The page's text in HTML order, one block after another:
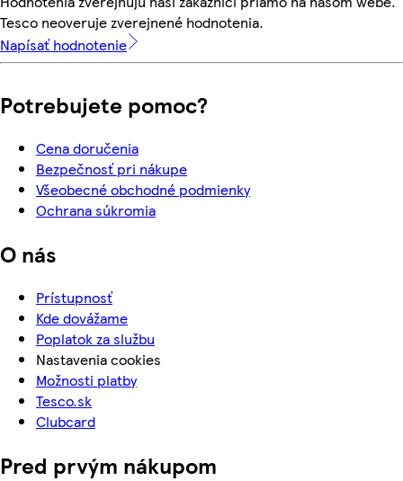
Tesco neoveruje zverejnené hodnotenia.
Napísať hodnotenie
Potrebujete pomoc?
Cena doručenia
Bezpečnosť pri nákupe
Všeobecné obchodné podmienky
Ochrana súkromia
O nás
Prístupnosť
Kde dovážame
Poplatok za službu
Nastavenia cookies
Možnosti platby
Tesco.sk
Clubcard
Pred prvým nákupom